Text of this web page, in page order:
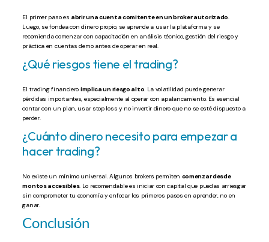
El primer paso es abrir una cuenta comitente en un broker autorizado
Luego, se fondea con dinero propio, se aprende a usar la plataforma y se
recomienda comenzar con capacitación en análisis técnico, gestión del riesgo y
práctica en cuentas demo antes de operar en real.
¿Qué riesgos tiene el trading?
El trading financiero implica un riesgo alto . La volatilidad puede generar
pérdidas importantes, especialmente al operar con apalancamiento. Es esencial
contar con un plan, usar stop loss y no invertir dinero que no se esté dispuesto a
perder.
¿Cuánto dinero necesito para empezar a
hacer trading?
No existe un mínimo universal. Algunos brokers permiten comenzar desde
montos accesibles. Lo recomendable es iniciar con capital que puedas arriesgar
sin comprometer tu economía y enfocar los primeros pasos en aprender, no en
ganar.
Conclusión